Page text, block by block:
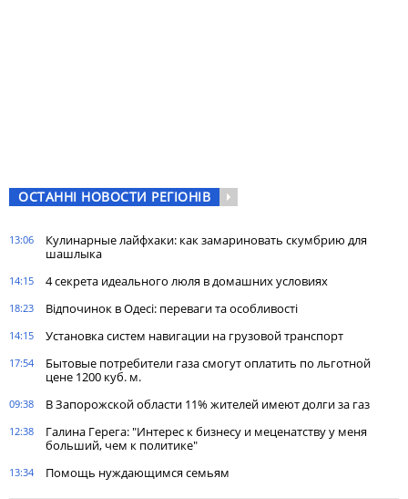
ОСТАННІ НОВОСТИ РЕГІОНІВ
13:06
Кулинарные лайфхаки: как замариновать скумбрию для
шашлыка
14:15 4 секрета идеального люля в домашних условиях
18:23 Відпочинок в Одесі: переваги та особливості
14:15 Установка систем навигации на грузовой транспорт
17:54
Бытовые потребители газа cмогут оплатить по льготной
цене 1200 куб. м.
09:38 В Запорожской области 11% жителей имеют долги за газ
12:38
Галина Герега: "Интерес к бизнесу и меценатству у меня
больший, чем к политике"
13:34 Помощь нуждающимся семьям